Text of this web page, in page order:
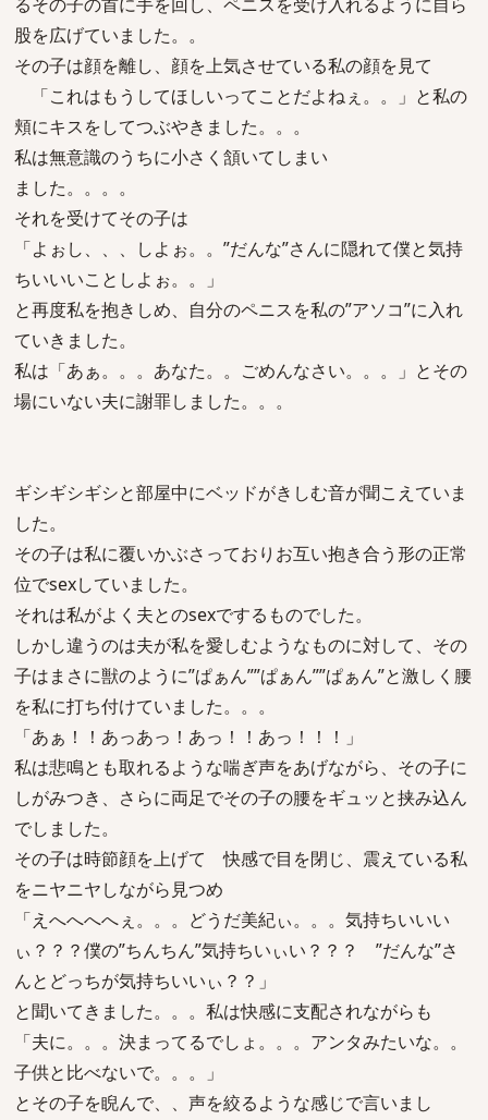
股を広げていました。。
その子は顔を離し、顔を上気させている私の顔を見て
「これはもうしてほしいってことだよねぇ。。」と私の
頬にキスをしてつぶやきました。。。
私は無意識のうちに小さく頷いてしまい
ました。。。。
それを受けてその子は
「よぉし、、、しよぉ。。”だんな”さんに隠れて僕と気持
ちいいいことしよぉ。。」
と再度私を抱きしめ、自分のペニスを私の”アソコ”に入れ
ていきました。
私は「あぁ。。。あなた。。ごめんなさい。。。」とその
場にいない夫に謝罪しました。。。
ギシギシギシと部屋中にベッドがきしむ音が聞こえていま
した。
その子は私に覆いかぶさっておりお互い抱き合う形の正常
位でsexしていました。
それは私がよく夫とのsexでするものでした。
しかし違うのは夫が私を愛しむようなものに対して、その
子はまさに獣のように”ぱぁん””ぱぁん””ぱぁん”と激しく腰
を私に打ち付けていました。。。
「あぁ！！あっあっ！あっ！！あっ！！！」
私は悲鳴とも取れるような喘ぎ声をあげながら、その子に
しがみつき、さらに両足でその子の腰をギュッと挟み込ん
でしました。
その子は時節顔を上げて 快感で目を閉じ、震えている私
をニヤニヤしながら見つめ
「えへへへへぇ。。。どうだ美紀ぃ。。。気持ちいいい
ぃ？？？僕の”ちんちん”気持ちいぃい？？？ ”だんな”さ
んとどっちが気持ちいいぃ？？」
と聞いてきました。。。私は快感に支配されながらも
「夫に。。。決まってるでしょ。。。アンタみたいな。。
子供と比べないで。。。」
とその子を睨んで、、声を絞るような感じで言いまし